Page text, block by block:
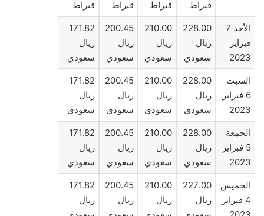
قيراط
قيراط
قيراط
قيراط
الأحد 7
فبراير
2023
228.00
ريال
سعودي
210.00
ريال
سعودي
200.45
ريال
سعودي
171.82
ريال
سعودي
السبت
6 فبراير
2023
228.00
ريال
سعودي
210.00
ريال
سعودي
200.45
ريال
سعودي
171.82
ريال
سعودي
الجمعة
5 فبراير
2023
228.00
ريال
سعودي
210.00
ريال
سعودي
200.45
ريال
سعودي
171.82
ريال
سعودي
الخميس
4 فبراير
227.00
ريال
210.00
ريال
200.45
ريال
171.82
ريال